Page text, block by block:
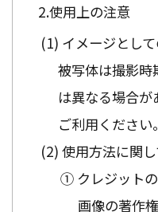
使用上の注意
イメージとし
被写体は撮影時
は異なる場合が
ご利用ください。
使用方法に関
① クレジット
画像の著作